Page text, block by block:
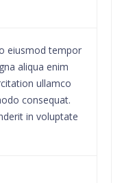
eiusmod tempor
aliqua enim
ullamco
consequat.
in voluptate